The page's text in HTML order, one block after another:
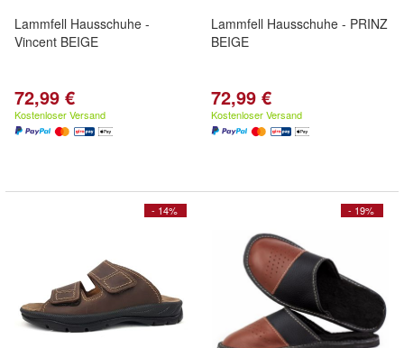
Lammfell Hausschuhe -
Vincent BEIGE
72,99 €
Kostenloser Versand
Lammfell Hausschuhe - PRINZ
BEIGE
72,99 €
Kostenloser Versand
- 14% - 19%